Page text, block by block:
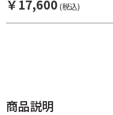
￥17,600 (税込)
商品説明